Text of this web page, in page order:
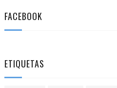
FACEBOOK
ETIQUETAS